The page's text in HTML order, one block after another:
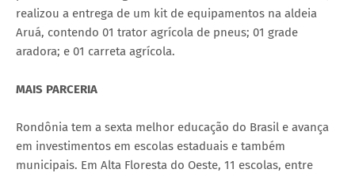
realizou a entrega de um kit de equipamentos na aldeia
Aruá, contendo 01 trator agrícola de pneus; 01 grade
aradora; e 01 carreta agrícola.
MAIS PARCERIA
Rondônia tem a sexta melhor educação do Brasil e avança
em investimentos em escolas estaduais e também
municipais. Em Alta Floresta do Oeste, 11 escolas, entre